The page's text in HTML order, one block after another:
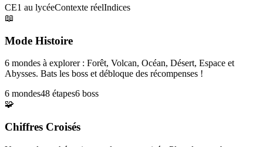
CE1 au lycéeContexte réelIndices
📖
Mode Histoire
6 mondes à explorer : Forêt, Volcan, Océan, Désert, Espace et
Abysses. Bats les boss et débloque des récompenses !
6 mondes48 étapes6 boss
🧩
Chiffres Croisés